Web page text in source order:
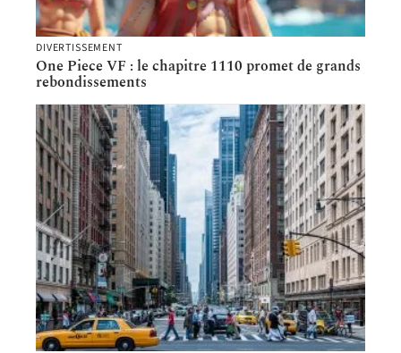
DIVERTISSEMENT
One Piece VF : le chapitre 1110 promet de grands
rebondissements